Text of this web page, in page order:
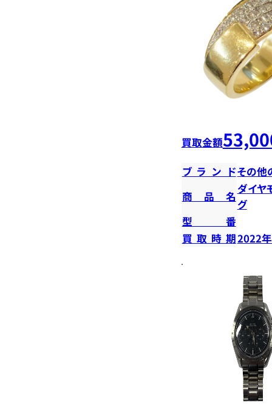
買取金額
ブランドその他
商品名
ダイヤ
グ
型番
買取時期2022